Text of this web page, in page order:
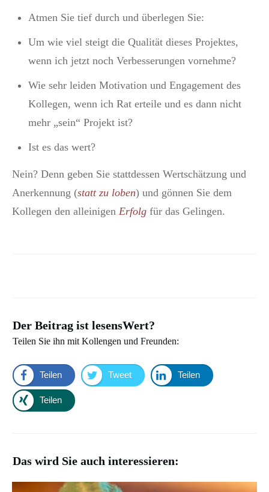
Atmen Sie tief durch und überlegen Sie:
Um wie viel steigt die Qualität dieses Projektes,
wenn ich jetzt noch Verbesserungen vornehme?
Wie sehr leiden Motivation und Engagement des
Kollegen, wenn ich Rat erteile und es dann nicht
mehr „sein“ Projekt ist?
Ist es das wert?
Nein? Denn geben Sie stattdessen Wertschätzung und
Anerkennung (statt zu loben) und gönnen Sie dem
Kollegen den alleinigen Erfolg für das Gelingen.
Der Beitrag ist lesensWert?
Teilen Sie ihn mit Kollengen und Freunden:
Teilen Tweet Teilen
Teilen
Das wird Sie auch interessieren: